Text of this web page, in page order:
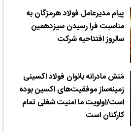
پیام مدیرعامل فولاد هرمزگان به
مناسبت فرا رسیدن سیزدهمین
سالروز افتتاحیه شرکت
مَنش مادرانه بانوان فولاد اکسینی
زمینه‌ساز موفقیت‌های اکسین بوده
است/اولویت ما امنیت شغلی تمام
کارکنان است